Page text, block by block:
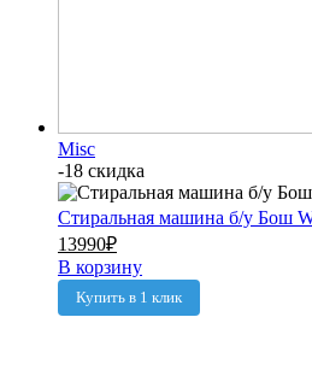
Misc
-18 скидка
Стиральная машина б/у Бош
13990₽
В корзину
Купить в 1 клик